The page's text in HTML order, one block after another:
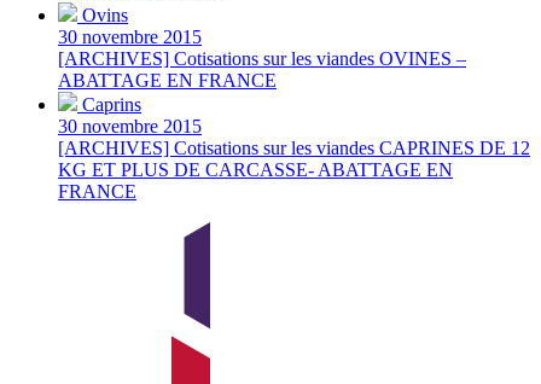
Ovins
30 novembre 2015
[ARCHIVES] Cotisations sur les viandes OVINES –
ABATTAGE EN FRANCE
Caprins
30 novembre 2015
[ARCHIVES] Cotisations sur les viandes CAPRINES DE 12
KG ET PLUS DE CARCASSE- ABATTAGE EN
FRANCE